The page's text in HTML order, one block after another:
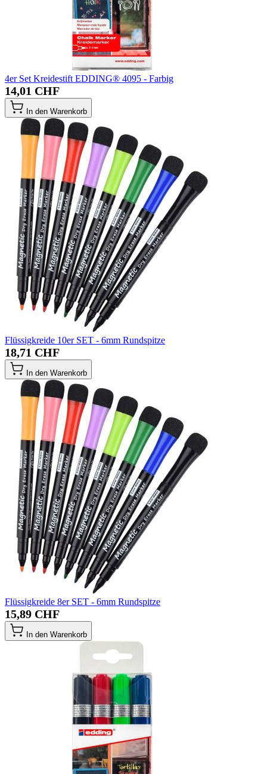
4er Set Kreidestift EDDING® 4095 - Farbig
14,01 CHF
In den Warenkorb
Flüssigkreide 10er SET - 6mm Rundspitze
18,71 CHF
In den Warenkorb
Flüssigkreide 8er SET - 6mm Rundspitze
15,89 CHF
In den Warenkorb